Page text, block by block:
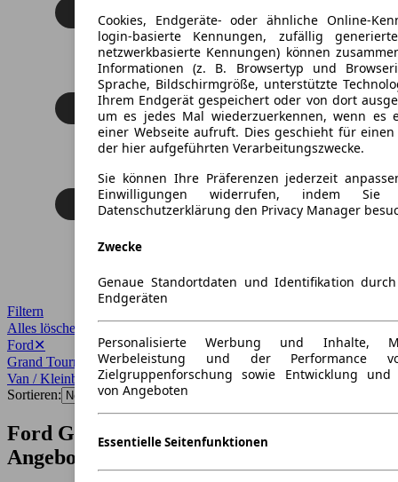
Filtern
Alles löschen
Ford✕
Grand Tourneo
✕
Van / Kleinbus
✕
Sortieren:
Ford Grand Tourneo Van / Kleinbus
Angebote
Cookies, Endgeräte- oder ähnliche Online-
login-basierte Kennungen, zufällig
netzwerkbasierte Kennungen) können
Informationen (z. B. Browsertyp und
Sprache, Bildschirmgröße, unterstützte
Ihrem Endgerät gespeichert oder von dort
um es jedes Mal wiederzuerkennen, wenn es
einer Webseite aufruft. Dies geschieht für
der hier aufgeführten Verarbeitungszwecke.
Sie können Ihre Präferenzen jederzeit
Einwilligungen widerrufen, indem
Datenschutzerklärung den Privacy Manager
Zwecke
Genaue Standortdaten und Identifikation
Endgeräten
Personalisierte Werbung und Inhalte,
Werbeleistung und der Performance
Zielgruppenforschung sowie Entwicklung und
von Angeboten
Essentielle Seitenfunktionen